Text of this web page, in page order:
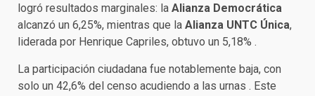
logró resultados marginales: la Alianza Democrática
alcanzó un 6,25%, mientras que la Alianza UNTC Única,
liderada por Henrique Capriles, obtuvo un 5,18% .
La participación ciudadana fue notablemente baja, con
solo un 42,6% del censo acudiendo a las urnas . Este